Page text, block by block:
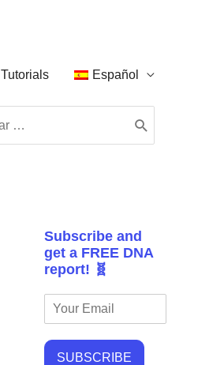
Tutorials Español
Subscribe and
get a FREE DNA
report! 🧬
SUBSCRIBE